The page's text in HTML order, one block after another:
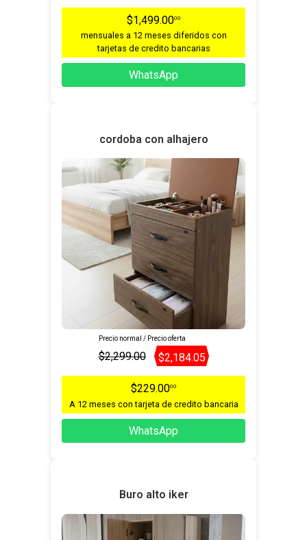
$1,499.0000
mensuales a 12 meses diferidos con
tarjetas de credito bancarias
WhatsApp
cordoba con alhajero
Precio normal / Precio oferta
$2,299.00 $2,184.05
$229.0000
A 12 meses con tarjeta de credito bancaria
WhatsApp
Buro alto iker